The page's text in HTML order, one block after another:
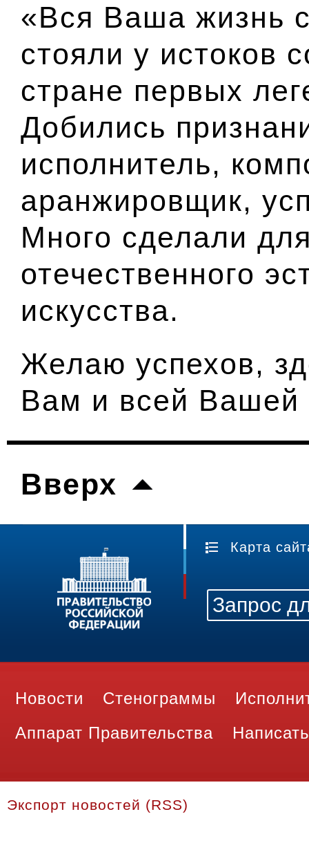
«Вся Ваша жизнь
стояли у истоков
стране первых
Добились
исполнитель,
аранжировщик,
Много сделали
отечественного
искусства.
Желаю успехов,
Вам и всей Вашей
Вверх
Карта
Новости Стенограммы
Аппарат Правительства
Экспорт новостей (RSS)